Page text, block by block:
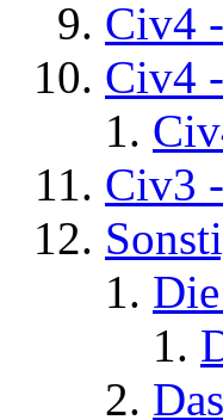
Civ4
Civ4
Civ3